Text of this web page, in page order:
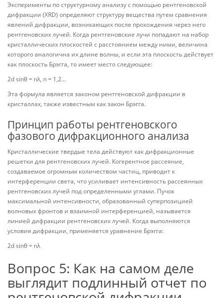
Эксперименты по структурному анализу с помощью рентгеновской
дифракции (XRD) определяют структуру вещества путем сравнения
явлений дифракции, возникающих после прохождения через него
рентгеновских лучей. Когда рентгеновские лучи попадают на набор
кристаллических плоскостей с расстоянием между ними, величина
которого аналогична их длине волны, и если эта плоскость действует
как плоскость Брэгга, то имеет место следующее:
2d sinθ = nλ, n = 1,2...
Эта формула является законом рентгеновской дифракции в
кристаллах, также известным как закон Брэгга.
Принцип работы рентгеновского
фазового дифракционного анализа
Кристаллические твердые тела действуют как дифракционные
решетки для рентгеновских лучей. Когерентное рассеяние,
создаваемое огромным количеством частиц, приводит к
интерференции света, что усиливает интенсивность рассеянных
рентгеновских лучей под определенными углами. Пучок
максимальной интенсивности, образованный суперпозицией
волновых фронтов и взаимной интерференцией, называется
линией дифракции рентгеновских лучей. Когда выполняются
условия дифракции, применяется уравнение Брэгга:
2d sinθ = nλ
Вопрос 5: Как на самом деле
выглядит подлинный отчет по